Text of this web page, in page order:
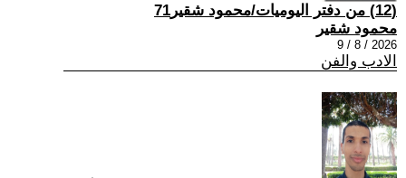
(12) من دفتر اليوميات/محمود شقير71
محمود شقير
2026 / 8 / 9
الادب والفن